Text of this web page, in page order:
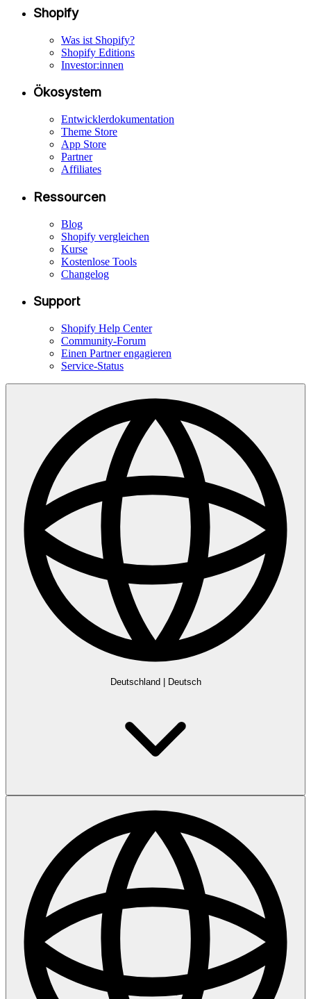
Shopify
Was ist Shopify?
Shopify Editions
Investor:innen
Ökosystem
Entwicklerdokumentation
Theme Store
App Store
Partner
Affiliates
Ressourcen
Blog
Shopify vergleichen
Kurse
Kostenlose Tools
Changelog
Support
Shopify Help Center
Community-Forum
Einen Partner engagieren
Service-Status
Deutschland Deutsch